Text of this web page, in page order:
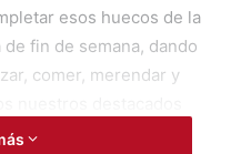
esos huecos de la
fin de semana, dando
comer, merendar y